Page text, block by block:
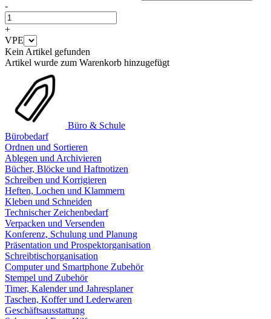
-
+
VPE
Kein Artikel gefunden
Artikel wurde zum Warenkorb hinzugefügt
Büro & Schule
Bürobedarf
Ordnen und Sortieren
Ablegen und Archivieren
Bücher, Blöcke und Haftnotizen
Schreiben und Korrigieren
Heften, Lochen und Klammern
Kleben und Schneiden
Technischer Zeichenbedarf
Verpacken und Versenden
Konferenz, Schulung und Planung
Präsentation und Prospektorganisation
Schreibtischorganisation
Computer und Smartphone Zubehör
Stempel und Zubehör
Timer, Kalender und Jahresplaner
Taschen, Koffer und Lederwaren
Geschäftsausstattung